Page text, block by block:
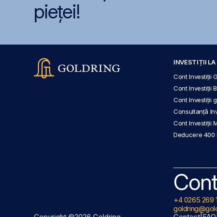
pieței!
INVESTIȚII LA
Cont Investiții
Cont Investiții
Cont Investiții
Consultanță
Cont Investiții
Deducere 400
+4 0265 269